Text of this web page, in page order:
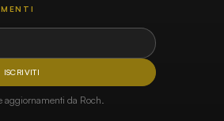
ISCRIVITI
aggiornamenti da Roch.